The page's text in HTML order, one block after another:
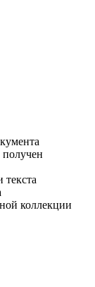
получен
коллекции